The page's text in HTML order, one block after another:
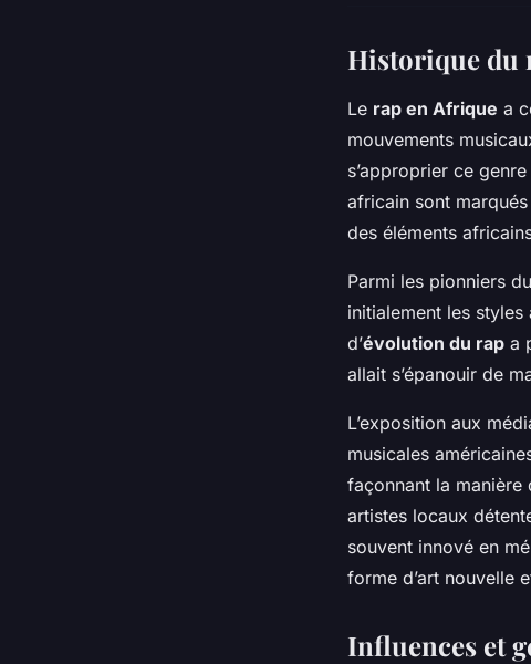
Historique du
Le rap en Afrique a
mouvements
s’approprier ce
africain sont
des éléments
Parmi les pionniers
initialement les
d’évolution du rap a
allait s’épanouir de
L’exposition aux
musicales
façonnant la manière
artistes locaux
souvent innové en
forme d’art nouvelle
Influences et